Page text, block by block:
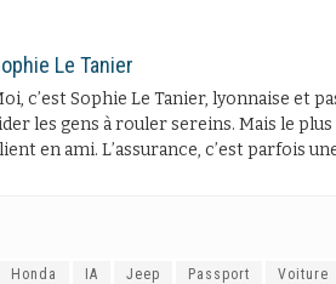
Le Tanier
c’est Sophie Le Tanier, lyonnaise et
les gens à rouler sereins. Mais le
en ami. L’assurance, c’est parfois
Honda IA Jeep Passport Voiture